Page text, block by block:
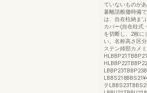
ていないものが
薯離請般撤時備
は、自在柱納ま',
カパー(自在柱式
を切断し、2枚に
い。名称高さ区
ステン姉部カメ
テ